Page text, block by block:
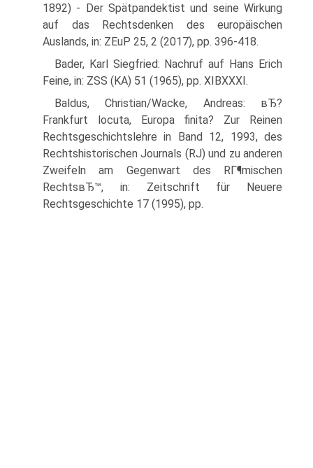
1892) - Der Spätpandektist und seine Wirkung
auf das Rechtsdenken des europäischen
Auslands, in: ZEuP 25, 2 (2017), pp. 396-418.
Bader, Karl Siegfried: Nachruf auf Hans Erich
Feine, in: ZSS (KA) 51 (1965), pp. XIВ­XXXI.
Baldus, Christian/Wacke, Andreas: вЂ?
Frankfurt locuta, Europa finita? Zur Reinen
Rechtsgeschichtslehre in Band 12, 1993, des
Rechtshistorischen Journals (RJ) und zu anderen
Zweifeln am Gegenwart des RГ¶mischen
RechtsвЂ™, in: Zeitschrift für Neuere
Rechtsgeschichte 17 (1995), pp.